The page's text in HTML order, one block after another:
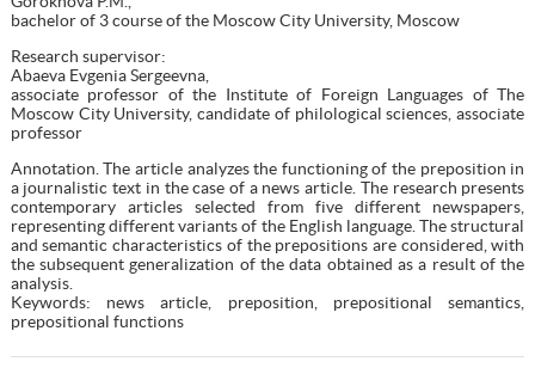
bachelor of 3 course of the Moscow City University, Moscow
Research supervisor:
Abaeva Evgenia Sergeevna,
associate professor of the Institute of Foreign Languages of The
Moscow City University, candidate of philological sciences, associate
professor
Annotation. The article analyzes the functioning of the preposition in
a journalistic text in the case of a news article. The research presents
contemporary articles selected from five different newspapers,
representing different variants of the English language. The structural
and semantic characteristics of the prepositions are considered, with
the subsequent generalization of the data obtained as a result of the
analysis.
Keywords: news article, preposition, prepositional semantics,
prepositional functions